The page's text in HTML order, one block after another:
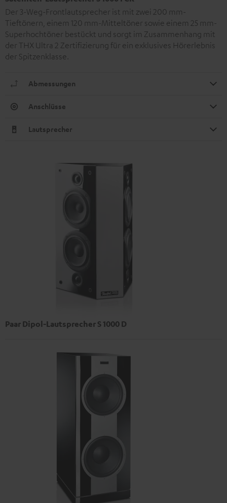
Der 3-Weg-Frontlautsprecher ist mit zwei 200 mm-
Tieftönern, einem 120 mm-Mitteltöner sowie einem 25 mm-
Superhochtöner bestückt und sorgt im Zusammenhang mit
der THX Ultra 2 Zertifizierung für ein exklusives Hörerlebnis
der Spitzenklasse.
Abmessungen
Anschlüsse
Lautsprecher
Paar Dipol-Lautsprecher S 1000 D